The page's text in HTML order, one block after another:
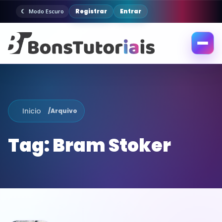
Modo Escuro Registrar Entrar
Abrir
Inicio /Arquivo
Tag:Bram Stoker